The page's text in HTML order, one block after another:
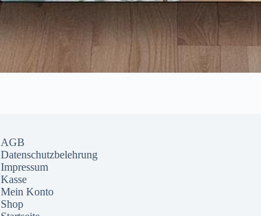
AGB
Datenschutzbelehrung
Impressum
Kasse
Mein Konto
Shop